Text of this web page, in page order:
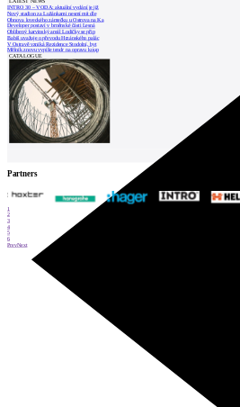
INTRO 30 – VODA: aktuální vydání je již
Nový stadion za Lužánkami nesmí mít dle
Obnova loveckého zámečku u Ostrova na Ka
Developer postaví v brněnské části Lesná
Oblíbený karvinský areál Lodičky se přip
Babiš uvažuje o převodu Hrzánského palác
V Ostravě vzniká Rezidence Stodolní, byt
Mělník znovu vypíše tendr na opravu koup
CATALOGUE
Partners
1
2
3
4
5
6
PrevNext